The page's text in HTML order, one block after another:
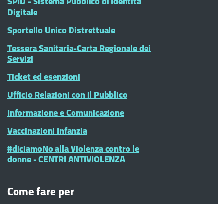
Digitale
Sportello Unico Distrettuale
Tessera Sanitaria-Carta Regionale dei
Servizi
Ticket ed esenzioni
Ufficio Relazioni con il Pubblico
Informazione e Comunicazione
Vaccinazioni Infanzia
#diciamoNo alla Violenza contro le
donne - CENTRI ANTIVIOLENZA
Come fare per